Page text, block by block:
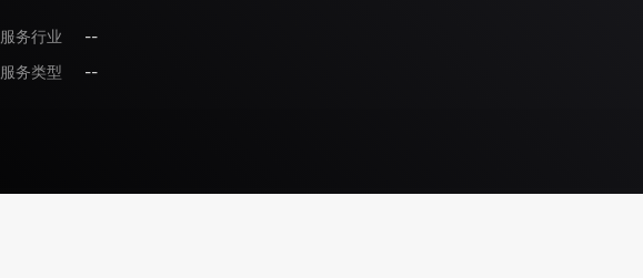
服务行业
--
服务类型
--